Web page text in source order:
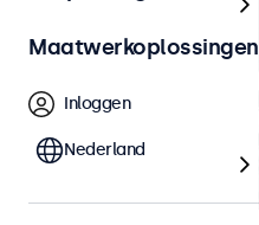
Maatwerkoplossingen
Inloggen
Nederland